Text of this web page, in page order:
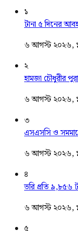
১
টানা ৫ দিনের
৬ আগস্ট ২০২৬,
২
হামজা চৌধুরীর
৬ আগস্ট ২০২৬,
৩
এসএসসি ও
৬ আগস্ট ২০২৬,
৪
ভরি প্রতি ৯,৮৫৬
৬ আগস্ট ২০২৬,